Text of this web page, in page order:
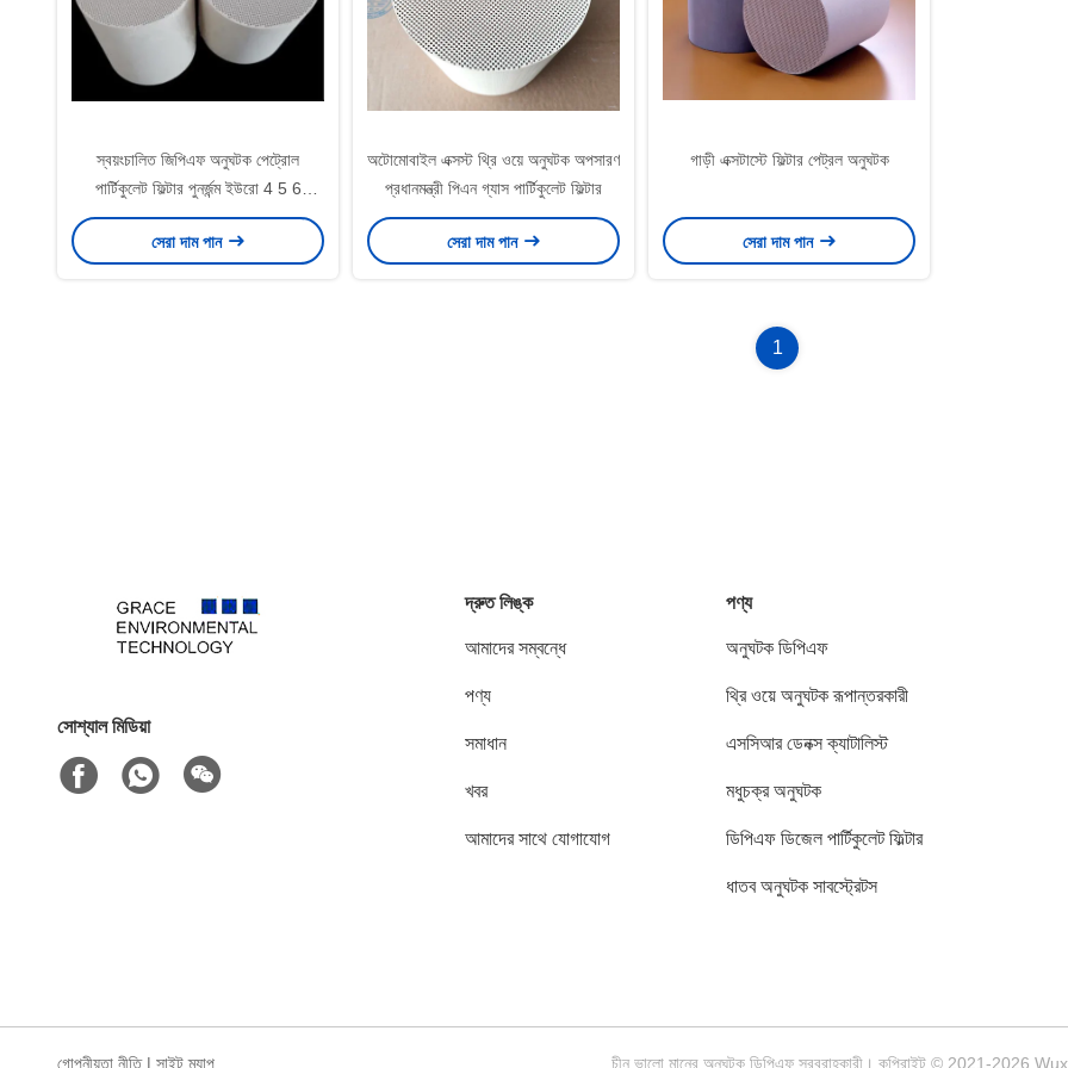
স্বয়ংচালিত জিপিএফ অনুঘটক পেট্রোল
পার্টিকুলেট ফিল্টার পুনর্জন্ম ইউরো 4 5 6
ইউনিভার্সাল
সেরা দাম পান
অটোমোবাইল এক্সস্ট থ্রি ওয়ে অনুঘটক অপসারণ
প্রধানমন্ত্রী পিএন গ্যাস পার্টিকুলেট ফিল্টার
সেরা দাম পান
গাড়ী এক্সটাস্টে ফিল্টার পেট্রল অনুঘটক
সেরা দাম পান
1
সোশ্যাল মিডিয়া
দ্রুত লিঙ্ক
আমাদের সম্বন্ধে
পণ্য
সমাধান
খবর
আমাদের সাথে যোগাযোগ
পণ্য
অনুঘটক ডিপিএফ
থ্রি ওয়ে অনুঘটক রূপান্তরকারী
এসসিআর ডেনক্স ক্যাটালিস্ট
মধুচক্র অনুঘটক
ডিপিএফ ডিজেল পার্টিকুলেট ফিল্টার
ধাতব অনুঘটক সাবস্ট্রেটস
গোপনীয়তা নীতি| সাইট ম্যাপ চীন ভালো মানের অনুঘটক ডিপিএফ সরবরাহকারী। কপিরাইট © 2021-